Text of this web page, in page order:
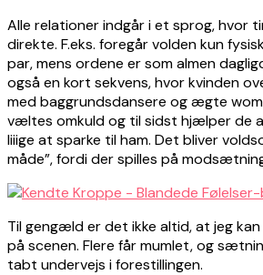
Alle relationer indgår i et sprog, hvor
direkte. F.eks. foregår volden kun
par, mens ordene er som almen
også en kort sekvens, hvor kvinden
med baggrundsdansere og ægte
væltes omkuld og til sidst hjælper de
liiige at sparke til ham. Det bliver
måde”, fordi der spilles på
Til gengæld er det ikke altid, at jeg
på scenen. Flere får mumlet, og
tabt undervejs i forestillingen.